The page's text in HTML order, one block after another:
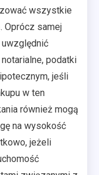
wszystkie
Oprócz samej
uwzględnić
podatki
jeśli
w ten
również mogą
na wysokość
jeżeli